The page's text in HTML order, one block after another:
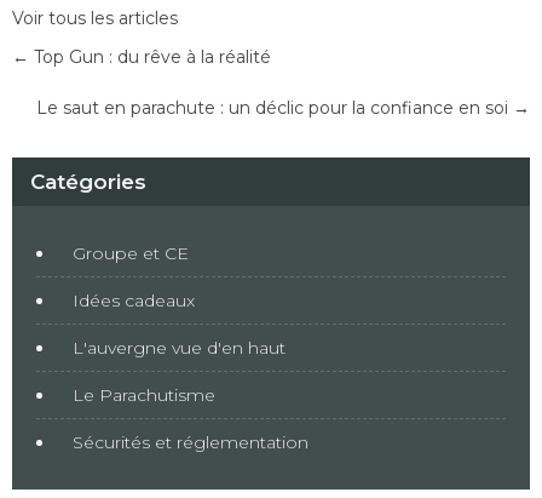
Post
Voir tous les articles
← Top Gun : du rêve à la réalité
Le saut en parachute : un déclic pour la confiance en soi →
Catégories
Groupe et CE
Idées cadeaux
L'auvergne vue d'en haut
Le Parachutisme
Sécurités et réglementation